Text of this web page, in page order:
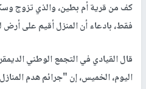
فقط، بادعاء أن المنزل أقيم على
قال القيادي في التجمع الوطني
اليوم، الخميس، إن "جرائم هدم